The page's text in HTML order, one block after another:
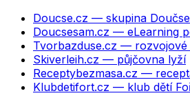
Doucse.cz — skupina Doučse
Doucsesam.cz — eLearning
Tvorbazduse.cz — rozvojové
Skiverleih.cz — půjčovna lyží
Receptybezmasa.cz —
Klubdetifort.cz — klub dětí